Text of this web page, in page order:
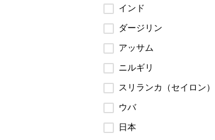
インド
ダージリン
アッサム
ニルギリ
スリランカ（セイロン）
ウバ
日本